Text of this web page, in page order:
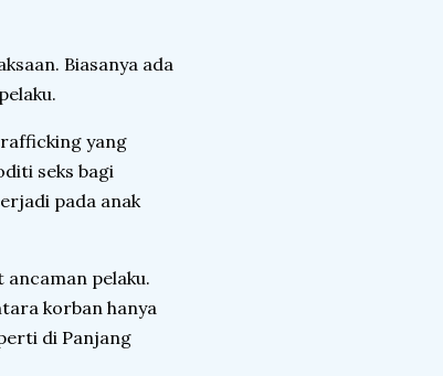
Biasanya ada
yang
seks bagi
pada anak
pelaku.
korban hanya
di Panjang